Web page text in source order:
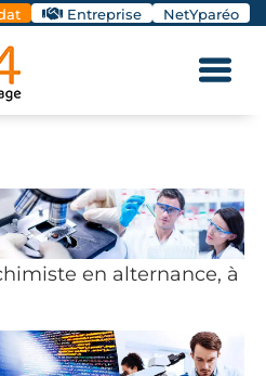
Entreprise NetYparéo
en alternance, à